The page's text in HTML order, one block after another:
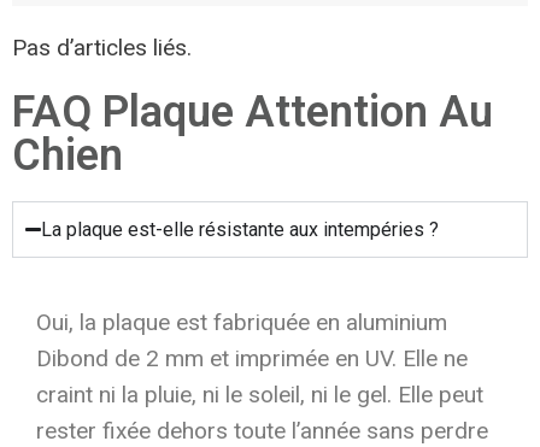
Pas d’articles liés.
FAQ Plaque Attention Au
Chien
La plaque est-elle résistante aux intempéries ?
Oui, la plaque est fabriquée en aluminium
Dibond de 2 mm et imprimée en UV. Elle ne
craint ni la pluie, ni le soleil, ni le gel. Elle peut
rester fixée dehors toute l’année sans perdre